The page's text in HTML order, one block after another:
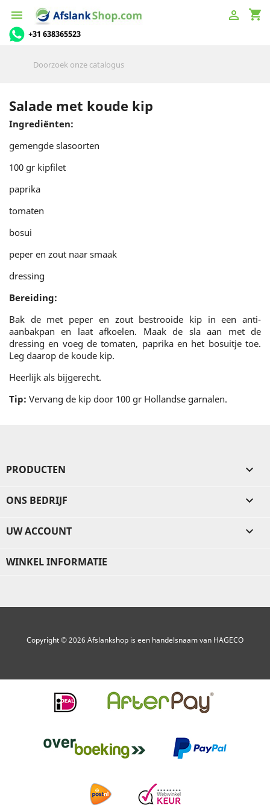
 shopping_cart

+31 638365523
Salade met koude kip
Ingrediënten:
gemengde slasoorten
100 gr kipfilet
paprika
tomaten
bosui
peper en zout naar smaak
dressing
Bereiding:
Bak de met peper en zout bestrooide kip in een anti-
aanbakpan en laat afkoelen. Maak de sla aan met de
dressing en voeg de tomaten, paprika en het bosuitje toe.
Leg daarop de koude kip.
Heerlijk als bijgerecht.
Tip: Vervang de kip door 100 gr Hollandse garnalen.
PRODUCTEN 
ONS BEDRIJF 
UW ACCOUNT 
WINKEL INFORMATIE
Copyright © 2026 Afslankshop is een handelsnaam van HAGECO